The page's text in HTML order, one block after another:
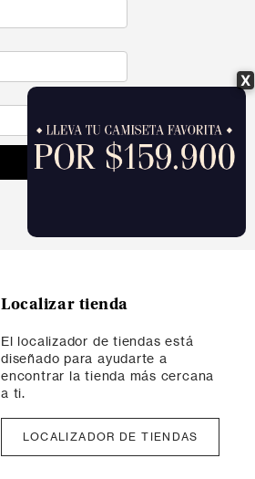
X
Localizar tienda
El localizador de tiendas está
diseñado para ayudarte a
encontrar la tienda más cercana
a ti.
LOCALIZADOR DE TIENDAS